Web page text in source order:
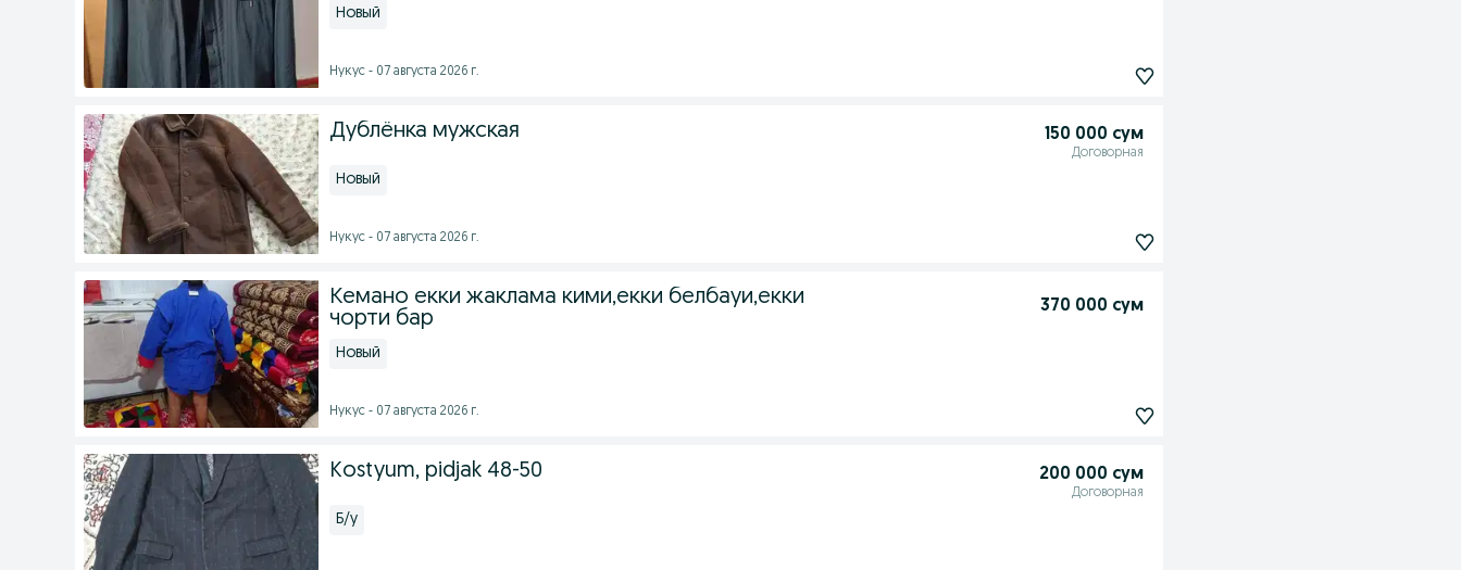
Новый
Нукус - 07 августа 2026 г.
Дублёнка мужская 150 000 сум
Договорная
Новый
Нукус - 07 августа 2026 г.
Кемано екки жаклама кими,екки белбауи,екки
чорти бар
370 000 сум
Новый
Нукус - 07 августа 2026 г.
Kostyum, pidjak 48-50 200 000 сум
Договорная
Б/у